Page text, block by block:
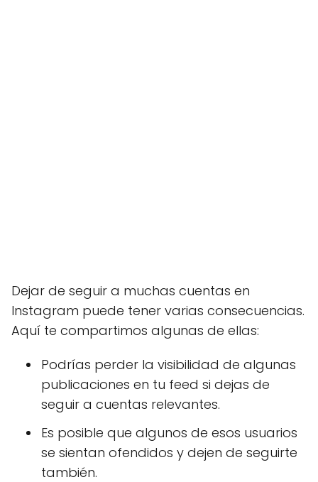
Dejar de seguir a muchas cuentas en
Instagram puede tener varias consecuencias.
Aquí te compartimos algunas de ellas:
Podrías perder la visibilidad de algunas
publicaciones en tu feed si dejas de
seguir a cuentas relevantes.
Es posible que algunos de esos usuarios
se sientan ofendidos y dejen de seguirte
también.